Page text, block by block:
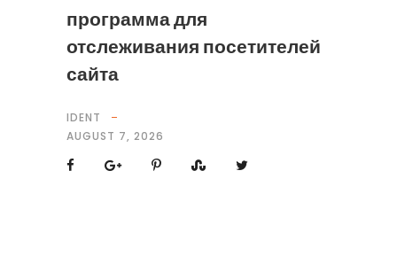
программа для
отслеживания посетителей
сайта
IDENT
AUGUST 7, 2026